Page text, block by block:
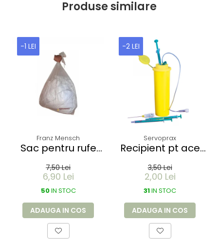
Produse similare
-1 LEI
Franz Mensch
Sac pentru rufe
dizolvabil in apa -
60 litri - 66x84 cm
/ 17 my
7,50 Lei
6,90 Lei
50IN STOC
ADAUGA IN COS
-2 LEI
Servoprax
Recipient pt ace
de buzunar 150 ml
3,50 Lei
2,00 Lei
31IN STOC
ADAUGA IN COS